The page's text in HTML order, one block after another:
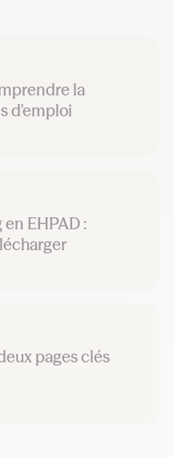
la
d'emploi
EHPAD :
pages clés